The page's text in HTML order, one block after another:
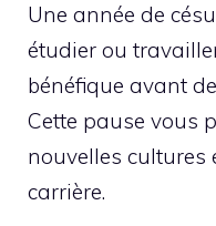
Une année de
étudier ou
bénéfique avant
Cette pause vous
nouvelles cultures
carrière.